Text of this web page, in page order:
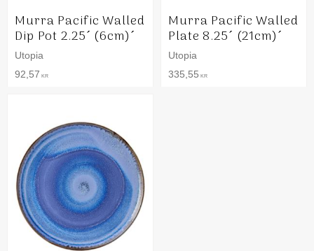
Murra Pacific Walled
Dip Pot 2.25´ (6cm)´
Utopia
92,57 KR
Murra Pacific Walled
Plate 8.25´ (21cm)´
Utopia
335,55 KR